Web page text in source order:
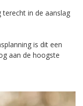
in de aanslag
is dit een
aan de hoogste